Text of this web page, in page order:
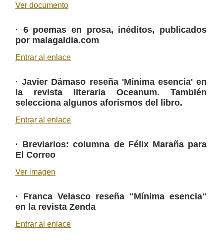
Ver documento
· 6 poemas en prosa, inéditos, publicados
por malagaldia.com
Entrar al enlace
·Javier Dámaso reseña 'Mínima esencia' en
la revista literaria Oceanum. También
selecciona algunos aforismos del libro.
Entrar al enlace
· Breviarios: columna de Félix Maraña para
El Correo
Ver imagen
· Franca Velasco reseña "Mínima esencia"
en la revista Zenda
Entrar al enlace